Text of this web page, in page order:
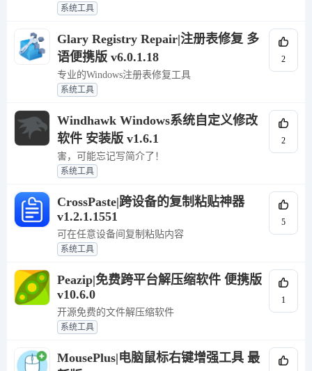
系统工具
Glary Registry Repair|注册表修复 多
语便携版 v6.0.1.18
专业的Windows注册表修复工具
系统工具
2
Windhawk Windows系统自定义修改
软件 安装版 v1.6.1
害，可能忘记写简介了！
系统工具
2
CrossPaste|跨设备的复制粘贴神器
v1.2.1.1551
可在任意设备间复制粘贴内容
系统工具
5
Peazip|免费跨平台解压缩软件 便携版
v10.6.0
开源免费的文件解压缩软件
系统工具
1
MousePlus|电脑鼠标右键增强工具 最